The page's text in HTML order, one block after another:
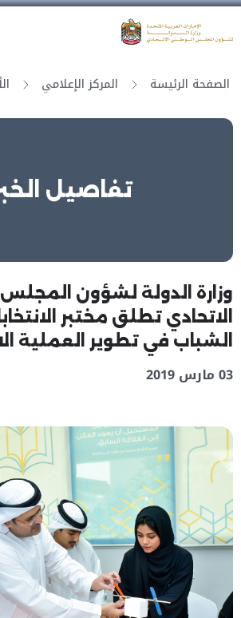
الصفحة الرئيسة المركز الإعلامي
تفاصيل
وزارة الدولة لشؤون
الاتحادي تطلق مختبر
الشباب في تطوير العملية
03 مارس 2019